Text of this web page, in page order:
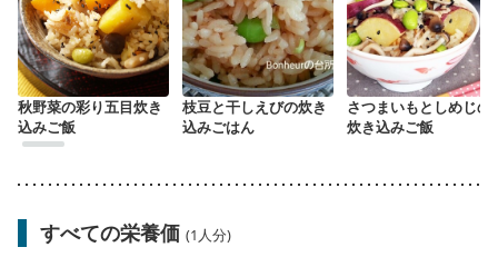
秋野菜の彩り五目炊き
込みご飯
枝豆と干しえびの炊き
込みごはん
さつまいもとしめじの
炊き込みご飯
すべての栄養価 (1人分)